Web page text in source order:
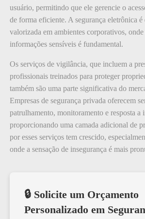
usuário, permitindo que ele gerencie o
de forma eficiente. A segurança eletrônica é
valorizada em ambientes corporativos,
informações sensíveis é fundamental.
Os serviços de vigilância, que incluem a
profissionais treinados para proteger
também são uma parte significativa do
Empresas de segurança privada oferecem
patrulhamento, monitoramento e resposta a
proporcionando uma camada adicional de
por esses serviços tem crescido,
onde a sensação de insegurança é mais
🔒 Solicite um Orçamento
Personalizado em